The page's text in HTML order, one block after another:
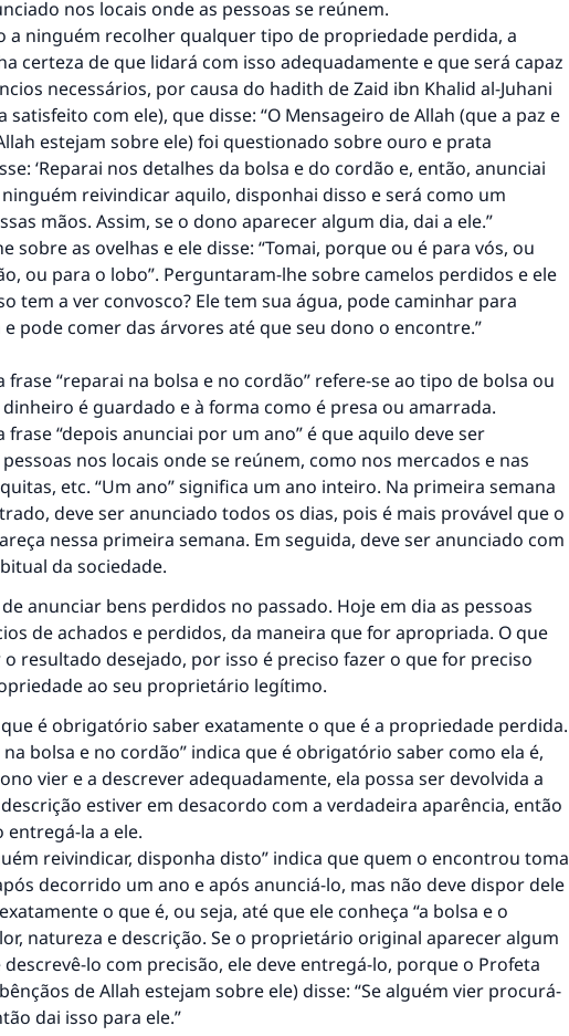
nos locais onde as pessoas se reúnem.
a ninguém recolher qualquer tipo de propriedade perdida, a
certeza de que lidará com isso adequadamente e que será capaz
necessários, por causa do hadith de Zaid ibn Khalid al-Juhani
satisfeito com ele), que disse: “O Mensageiro de Allah (que a paz e
estejam sobre ele) foi questionado sobre ouro e prata
‘Reparai nos detalhes da bolsa e do cordão e, então, anunciai
reivindicar aquilo, disponhai disso e será como um
mãos. Assim, se o dono aparecer algum dia, dai a ele.”
sobre as ovelhas e ele disse: “Tomai, porque ou é para vós, ou
ou para o lobo”. Perguntaram-lhe sobre camelos perdidos e ele
tem a ver convosco? Ele tem sua água, pode caminhar para
pode comer das árvores até que seu dono o encontre.”
frase “reparai na bolsa e no cordão” refere-se ao tipo de bolsa ou
é guardado e à forma como é presa ou amarrada.
frase “depois anunciai por um ano” é que aquilo deve ser
nos locais onde se reúnem, como nos mercados e nas
etc. “Um ano” significa um ano inteiro. Na primeira semana
deve ser anunciado todos os dias, pois é mais provável que o
nessa primeira semana. Em seguida, deve ser anunciado com
da sociedade.
anunciar bens perdidos no passado. Hoje em dia as pessoas
de achados e perdidos, da maneira que for apropriada. O que
resultado desejado, por isso é preciso fazer o que for preciso
ao seu proprietário legítimo.
é obrigatório saber exatamente o que é a propriedade perdida.
na bolsa e no cordão” indica que é obrigatório saber como ela é,
vier e a descrever adequadamente, ela possa ser devolvida a
estiver em desacordo com a verdadeira aparência, então
la a ele.
reivindicar, disponha disto” indica que quem o encontrou toma
decorrido um ano e após anunciá-lo, mas não deve dispor dele
o que é, ou seja, até que ele conheça “a bolsa e o
natureza e descrição. Se o proprietário original aparecer algum
lo com precisão, ele deve entregá-lo, porque o Profeta
de Allah estejam sobre ele) disse: “Se alguém vier procurá-
dai isso para ele.”